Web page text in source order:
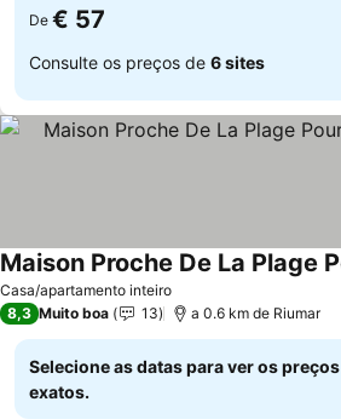
De € 57
Consulte os preços de 6 sites
Casa/apartamento inteiro
8,3 Muito boa 13 a 0.6 km de Riumar
Selecione as datas para ver os preços
exatos.